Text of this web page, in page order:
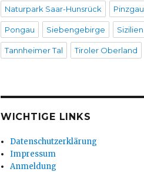
Naturpark Saar-Hunsrück Pinzgau
Pongau Siebengebirge Sizilien
Tannheimer Tal Tiroler Oberland
WICHTIGE LINKS
Datenschutzerklärung
Impressum
Anmeldung